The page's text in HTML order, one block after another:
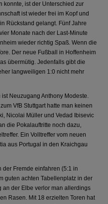
konnte, ist der Unterschied zur
ist wieder frei im Kopf und
Rückstand gelangt. Fünf Jahre
Monate nach der Last-Minute
wieder richtig Spaß. Wenn die
Der neue Fußball in Hoffenheim
übermütig. Jedenfalls gibt die
langweiligen 1:0 nicht mehr
Neuzugang Anthony Modeste.
VfB Stuttgart hatte man keinen
Nicolai Müller und Vedad Ibisevic
die Pokalauftritte noch dazu,
Ein Volltreffer vom neuen
aus Portugal in den Kraichgau
der Fremde einfahren (5:1 in
guten achten Tabellenplatz in der
an der Elbe verlor man allerdings
Rasen. Mit 18 erzielten Toren hat